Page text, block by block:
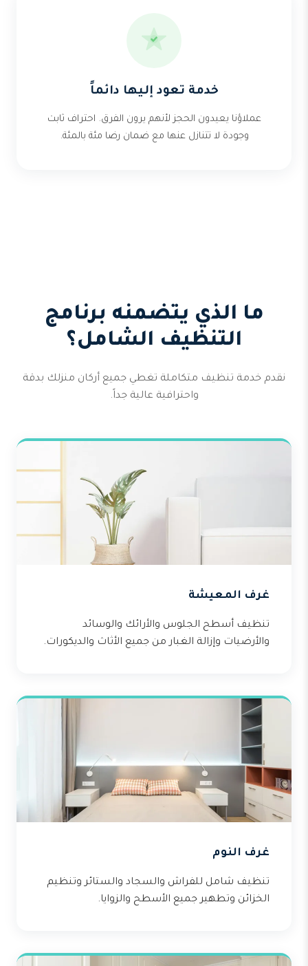
خدمة تعود إليها دائماً
عملاؤنا يعيدون الحجز لأنهم يرون الفرق. احتراف ثابت
وجودة لا تتنازل عنها مع ضمان رضا مئة بالمئة.
ما الذي يتضمنه برنامج
التنظيف الشامل؟
نقدم خدمة تنظيف متكاملة تغطي جميع أركان منزلك بدقة
واحترافية عالية جداً.
غرف المعيشة
تنظيف أسطح الجلوس والأرائك والوسائد
والأرضيات وإزالة الغبار من جميع الأثاث والديكورات.
غرف النوم
تنظيف شامل للفراش والسجاد والستائر وتنظيم
الخزائن وتطهير جميع الأسطح والزوايا.